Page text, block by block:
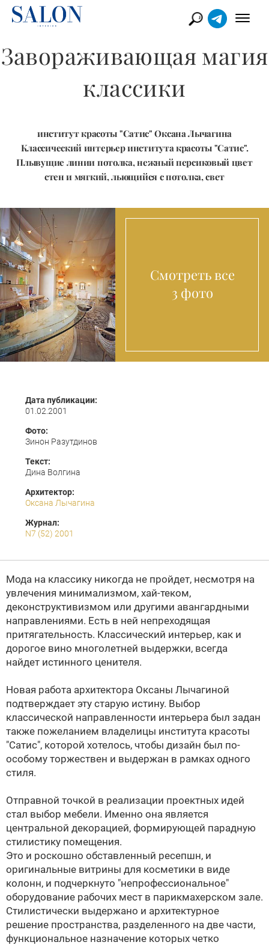
Завораживающая магия
классики
институт красоты "Сатис" Оксана Лычагина
Классический интерьер института красоты "Сатис".
Плывущие линии потолка, нежный персиковый цвет
стен и мягкий, льющийся с потолка, свет
Смотреть все
3 фото
Дата публикации:
01.02.2001
Фото:
Зинон Разутдинов
Текст:
Дина Волгина
Архитектор:
Оксана Лычагина
Журнал:
N7 (52) 2001
Мода на классику никогда не пройдет, несмотря на
увлечения минимализмом, хай-теком,
деконструктивизмом или другими авангардными
направлениями. Есть в ней непреходящая
притягательность. Классический интерьер, как и
дорогое вино многолетней выдержки, всегда
найдет истинного ценителя.
Новая работа архитектора Оксаны Лычагиной
подтверждает эту старую истину. Выбор
классической направленности интерьера был задан
также пожеланием владелицы института красоты
"Сатис", которой хотелось, чтобы дизайн был по-
особому торжествен и выдержан в рамках одного
стиля.
Отправной точкой в реализации проектных идей
стал выбор мебели. Именно она является
центральной декорацией, формирующей парадную
стилистику помещения.
Это и роскошно обставленный ресепшн, и
оригинальные витрины для косметики в виде
колонн, и подчеркнуто "непрофессиональное"
оборудование рабочих мест в парикмахерском зале.
Стилистически выдержано и архитектурное
решение пространства, разделенного на две части,
функциональное назначение которых четко